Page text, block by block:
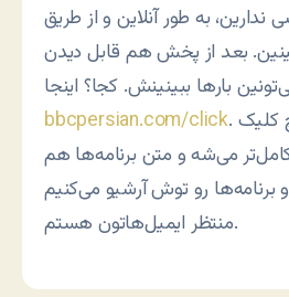
ندارین، به طور آنلاین و از طریق
بعد از پخش هم قابل دیدن
bbcpersian.com/click. این صفحه، وب‌پیچ کلیک
می‌شه و متن برنامه‌ها هم
منتظر ایمیل‌هاتون هستم.